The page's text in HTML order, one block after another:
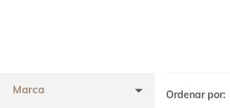
Marca Ordenar por: